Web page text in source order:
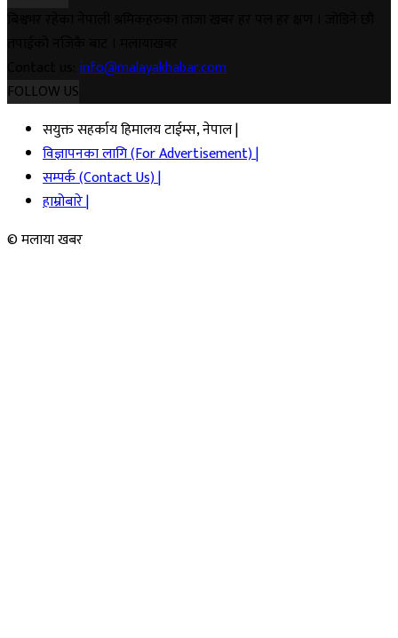
info@malayakhabar.com
FOLLOW US
सयुक्त सहर्काय हिमालय टाईम्स, नेपाल |
विज्ञापनका लागि (For Advertisement) |
सम्पर्क (Contact Us) |
हाम्रोबारे |
© मलाया खबर